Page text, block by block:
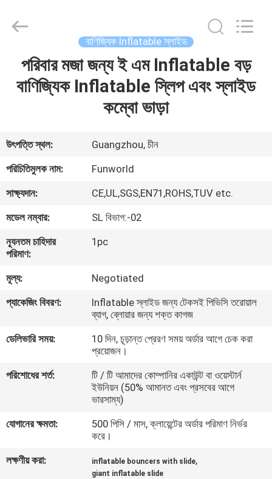
বাড়ি
ভিডিও
সম্পর্কে
কারখানা
মান
COMPANY
NEWS
সাইট
Limited.
বাণিজ্যিক Inflatable স্লাইড
পরিবার মজা জন্য ই এম Inflatable বড়
বাণিজ্যিক Inflatable স্লিপ এবং স্লাইড
কম্বো ভাড়া
উৎপত্তি স্থল:
Guangzhou, চীন
পরিচিতিমুলক নাম:
Funworld
সাক্ষ্যদান:
CE,UL,SGS,EN71,ROHS,TUV etc.
মডেল নম্বার:
SL বিভাগ:-02
ন্যূনতম চাহিদার
পরিমাণ:
1pc
মূল্য:
Negotiated
প্যাকেজিং বিবরণ:
Inflatable স্লাইড জন্য টেকসই পিভিসি তরোয়াল
ব্যাগ, ব্লোয়ার জন্য শক্ত কাগজ
ডেলিভারি সময়:
10 দিন, চূড়ান্ত প্রেরণ সময় অর্ডার আগে চেক করা
প্রয়োজন।
পরিশোধের শর্ত:
টি / টি আমাদের কোম্পানির একাউন্ট বা ওয়েস্টার্ন
ইউনিয়ন (50% আমানত এবং প্রসবের আগে
ভারসাম্য)
যোগানের ক্ষমতা:
500 পিসি / মাস, ক্লায়েন্টের অর্ডার পরিমাণ নির্ভর
করে।
লক্ষণীয় করা:
inflatable bouncers with slide,
giant inflatable slide